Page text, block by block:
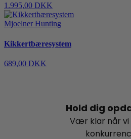
1.995,00 DKK
Mjoelner Hunting
Kikkertbæresystem
689,00 DKK
Hold dig
Vær klar når vi